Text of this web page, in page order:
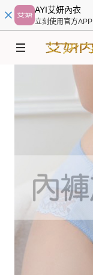
AYI艾妍內衣
立刻使用官方APP